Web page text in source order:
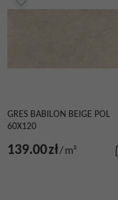
GRES BABILON BEIGE POL
60X120
139.00zł/m²